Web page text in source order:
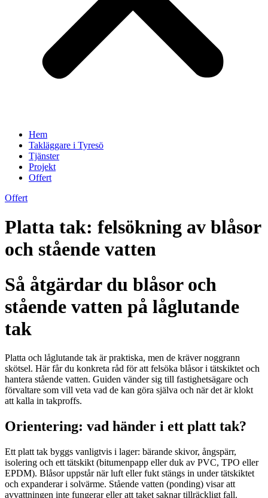
Hem
Takläggare i Tyresö
Tjänster
Projekt
Offert
Offert
Platta tak: felsökning av blåsor
och stående vatten
Så åtgärdar du blåsor och
stående vatten på låglutande
tak
Platta och låglutande tak är praktiska, men de kräver noggrann
skötsel. Här får du konkreta råd för att felsöka blåsor i tätskiktet och
hantera stående vatten. Guiden vänder sig till fastighetsägare och
förvaltare som vill veta vad de kan göra själva och när det är klokt
att kalla in takproffs.
Orientering: vad händer i ett platt tak?
Ett platt tak byggs vanligtvis i lager: bärande skivor, ångspärr,
isolering och ett tätskikt (bitumenpapp eller duk av PVC, TPO eller
EPDM). Blåsor uppstår när luft eller fukt stängs in under tätskiktet
och expanderar i solvärme. Stående vatten (ponding) visar att
avvattningen inte fungerar eller att taket saknar tillräckligt fall.